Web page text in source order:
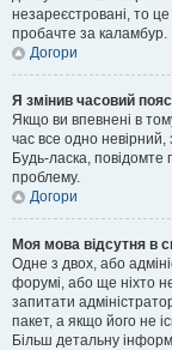
незареєстровані, то
пробачте за каламбур.
Догори
Я змінив часовий
Якщо ви впевнені в
час все одно
Будь-ласка,
проблему.
Догори
Моя мова відсутня в
Одне з двох, або
форумі, або ще ніхто
запитати
пакет, а якщо його не
Більш детальну